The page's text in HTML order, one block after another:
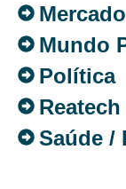
Mundo
Política
Reatech
Saúde /